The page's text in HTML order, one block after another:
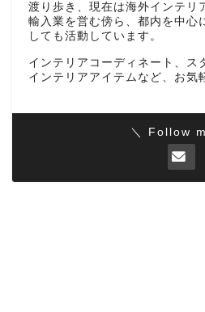
渡り歩き、現在は海外インテリ
輸入業を営む傍ら、都内を中心
しても活動しています。
インテリアコーディネート、ス
インテリアアイテムなど、お気
＼ Follow